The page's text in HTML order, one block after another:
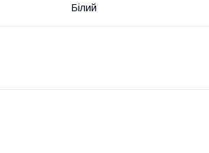
Білий